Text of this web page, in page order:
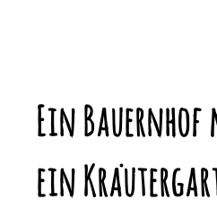
Ein
ein